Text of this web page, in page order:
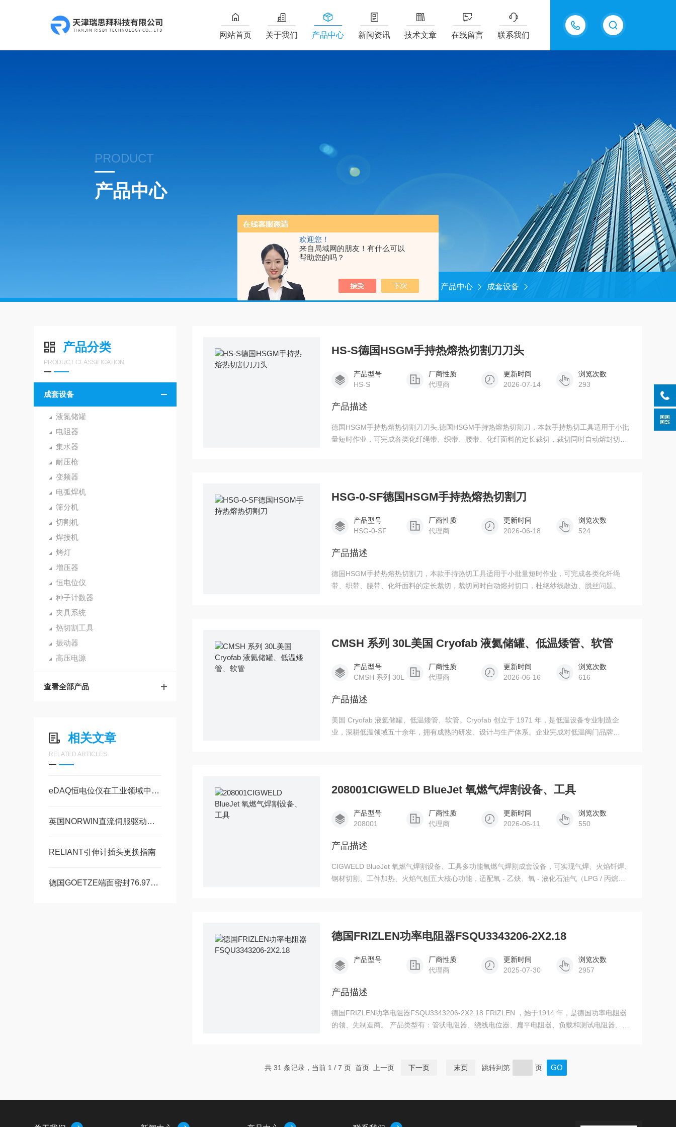
欢迎您！
来自局域网的朋友！有什么可以
帮助您的吗？
18202625585
网站首页 关于我们 产品中心 新闻资讯 技术文章 在线留言 联系我们
PRODUCT
产品中心
当前位置： 产品中心 成套设备
产品分类
PRODUCT CLASSIFICATION
成套设备
液氮储罐
电阻器
集水器
耐压枪
变频器
电弧焊机
筛分机
切割机
焊接机
烤灯
增压器
恒电位仪
种子计数器
夹具系统
热切割工具
振动器
高压电源
查看全部产品
相关文章
RELATED ARTICLES
eDAQ恒电位仪在工业领域中的应用
英国NORWIN直流伺服驱动器NE1750如何使用
RELIANT引伸计插头更换指南
德国GOETZE端面密封76.97H技术特点
HS-S德国HSGM手持热熔热切割刀刀头
产品型号
HS-S
厂商性质
代理商
更新时间
2026-07-14
浏览次数
293
产品描述
德国HSGM手持热熔热切割刀刀头.德国HSGM手持热熔热切割刀，本款手持热切工具适用于小批
量短时作业，可完成各类化纤绳带、织带、腰带、化纤面料的定长裁切，裁切同时自动熔封切
HSG-0-SF德国HSGM手持热熔热切割刀
产品型号
HSG-0-SF
厂商性质
代理商
更新时间
2026-06-18
浏览次数
524
产品描述
德国HSGM手持热熔热切割刀，本款手持热切工具适用于小批量短时作业，可完成各类化纤绳
带、织带、腰带、化纤面料的定长裁切，裁切同时自动熔封切口，杜绝纱线散边、脱丝问题。
CMSH 系列 30L美国 Cryofab 液氦储罐、低温矮管、软管
产品型号
CMSH 系列 30L
厂商性质
代理商
更新时间
2026-06-16
浏览次数
616
产品描述
美国 Cryofab 液氦储罐、低温矮管、软管。Cryofab 创立于 1971 年，是低温设备专业制造企
业，深耕低温领域五十余年，拥有成熟的研发、设计与生产体系。企业完成对低温阀门品牌
208001CIGWELD BlueJet 氧燃气焊割设备、工具
产品型号
208001
厂商性质
代理商
更新时间
2026-06-11
浏览次数
550
产品描述
CIGWELD BlueJet 氧燃气焊割设备、工具多功能氧燃气焊割成套设备，可实现气焊、火焰钎焊、
钢材切割、工件加热、火焰气刨五大核心功能，适配氧 - 乙炔、氧 - 液化石油气（LPG / 丙烷）
德国FRIZLEN功率电阻器FSQU3343206-2X2.18
产品型号
厂商性质
代理商
更新时间
2025-07-30
浏览次数
2957
产品描述
德国FRIZLEN功率电阻器FSQU3343206-2X2.18 FRIZLEN ，始于1914 年，是德国功率电阻器
的领、先制造商。 产品类型有：管状电阻器、绕线电位器、扁平电阻器、负载和测试电阻器、层
共 31 条记录，当前 1 / 7 页 首页 上一页
下一页 末页 跳转到第 页